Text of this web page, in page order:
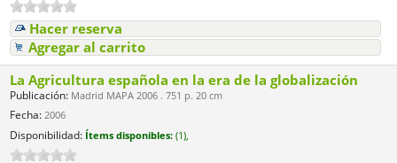
Hacer reserva
Agregar al carrito
La Agricultura española en la era de la globalización
Publicación: Madrid MAPA 2006 . 751 p. 20 cm
Fecha: 2006
Disponibilidad: Ítems disponibles: (1),